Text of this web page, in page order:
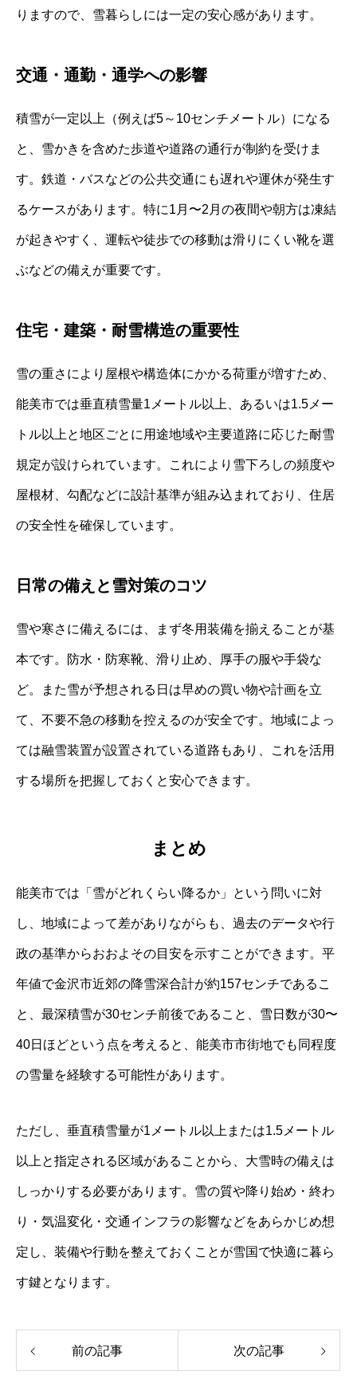
りますので、雪暮らしには一定の安心感があります。
交通・通勤・通学への影響
積雪が一定以上（例えば5～10センチメートル）になる
と、雪かきを含めた歩道や道路の通行が制約を受けま
す。鉄道・バスなどの公共交通にも遅れや運休が発生す
るケースがあります。特に1月〜2月の夜間や朝方は凍結
が起きやすく、運転や徒歩での移動は滑りにくい靴を選
ぶなどの備えが重要です。
住宅・建築・耐雪構造の重要性
雪の重さにより屋根や構造体にかかる荷重が増すため、
能美市では垂直積雪量1メートル以上、あるいは1.5メー
トル以上と地区ごとに用途地域や主要道路に応じた耐雪
規定が設けられています。これにより雪下ろしの頻度や
屋根材、勾配などに設計基準が組み込まれており、住居
の安全性を確保しています。
日常の備えと雪対策のコツ
雪や寒さに備えるには、まず冬用装備を揃えることが基
本です。防水・防寒靴、滑り止め、厚手の服や手袋な
ど。また雪が予想される日は早めの買い物や計画を立
て、不要不急の移動を控えるのが安全です。地域によっ
ては融雪装置が設置されている道路もあり、これを活用
する場所を把握しておくと安心できます。
まとめ
能美市では「雪がどれくらい降るか」という問いに対
し、地域によって差がありながらも、過去のデータや行
政の基準からおおよその目安を示すことができます。平
年値で金沢市近郊の降雪深合計が約157センチであるこ
と、最深積雪が30センチ前後であること、雪日数が30〜
40日ほどという点を考えると、能美市市街地でも同程度
の雪量を経験する可能性があります。
ただし、垂直積雪量が1メートル以上または1.5メートル
以上と指定される区域があることから、大雪時の備えは
しっかりする必要があります。雪の質や降り始め・終わ
り・気温変化・交通インフラの影響などをあらかじめ想
定し、装備や行動を整えておくことが雪国で快適に暮ら
す鍵となります。
前の記事 次の記事